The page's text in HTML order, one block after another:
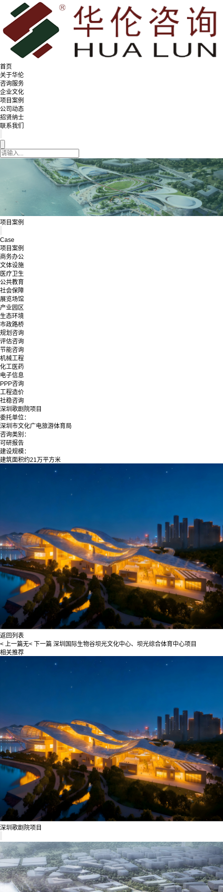
首页
关于华伦
咨询服务
企业文化
项目案例
公司动态
招贤纳士
联系我们
项目案例
Case
项目案例
商务办公
文体设施
医疗卫生
公共教育
社会保障
展览场馆
产业园区
生态环境
市政路桥
规划咨询
评估咨询
节能咨询
机械工程
化工医药
电子信息
PPP咨询
工程造价
社稳咨询
深圳歌剧院项目
委托单位：
深圳市文化广电旅游体育局
咨询类别：
可研报告
建设规模：
建筑面积约21万平方米
返回列表
< 上一篇无< 下一篇 深圳国际生物谷坝光文化中心、坝光综合体育中心项目
相关推荐
深圳歌剧院项目